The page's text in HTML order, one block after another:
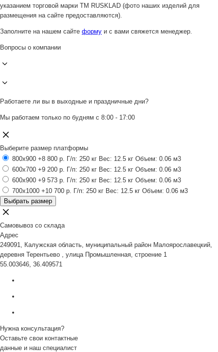
указанием торговой марки ТМ RUSKLAD (фото наших изделий для
размещения на сайте предоставляются).
Заполните на нашем сайте форму и с вами свяжется менеджер.
Вопросы о компании
Работаете ли вы в выходные и праздничные дни?
Мы работаем только по будням с 8:00 - 17:00
Выберите размер платформы
800x900 +8 800 р. Г/п: 250 кг Вес: 12.5 кг Объем: 0.06 м3
600x700 +9 200 р. Г/п: 250 кг Вес: 12.5 кг Объем: 0.06 м3
600x900 +9 573 р. Г/п: 250 кг Вес: 12.5 кг Объем: 0.06 м3
700x1000 +10 700 р. Г/п: 250 кг Вес: 12.5 кг Объем: 0.06 м3
Выбрать размер
Самовывоз со склада
Адрес
249091, Калужская область, муниципальный район Малоярославецкий,
деревня Терентьево , улица Промышленная, строение 1
55.003646, 36.409571
Нужна консультация?
Оставьте свои контактные
данные и наш специалист